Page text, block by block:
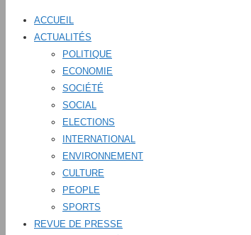
ACCUEIL
ACTUALITÉS
POLITIQUE
ECONOMIE
SOCIÉTÉ
SOCIAL
ELECTIONS
INTERNATIONAL
ENVIRONNEMENT
CULTURE
PEOPLE
SPORTS
REVUE DE PRESSE